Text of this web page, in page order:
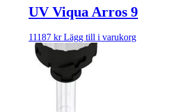
UV Viqua Arros 9
11187 kr Lägg till i varukorg